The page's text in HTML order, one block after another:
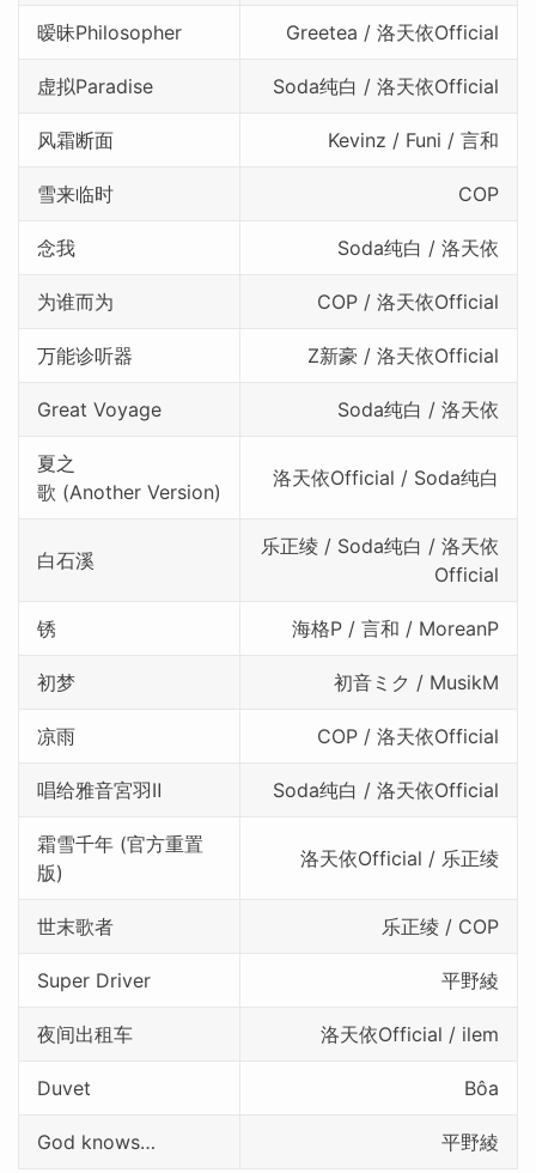
暧昧Philosopher Greetea / 洛天依Official
虚拟Paradise Soda纯白 / 洛天依Official
风霜断面 Kevinz / Funi / 言和
雪来临时 COP
念我 Soda纯白 / 洛天依
为谁而为 COP / 洛天依Official
万能诊听器 Z新豪 / 洛天依Official
Great Voyage Soda纯白 / 洛天依
夏之
歌 (Another Version)
洛天依Official / Soda纯白
白石溪
乐正绫 / Soda纯白 / 洛天依
Official
锈 海格P / 言和 / MoreanP
初梦 初音ミク / MusikM
凉雨 COP / 洛天依Official
唱给雅音宮羽Ⅱ Soda纯白 / 洛天依Official
霜雪千年 (官方重置
版)
洛天依Official / 乐正绫
世末歌者 乐正绫 / COP
Super Driver 平野綾
夜间出租车 洛天依Official / ilem
Duvet Bôa
God knows… 平野綾